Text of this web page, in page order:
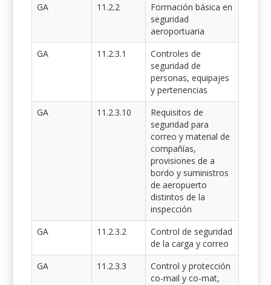
GA
11.2.2
Formación básica en
seguridad
aeroportuaria
GA
11.2.3.1
Controles de
seguridad de
personas, equipajes
y pertenencias
GA
11.2.3.10
Requisitos de
seguridad para
correo y material de
compañías,
provisiones de a
bordo y suministros
de aeropuerto
distintos de la
inspección
GA
11.2.3.2
Control de seguridad
de la carga y correo
GA
11.2.3.3
Control y protección
co-mail y co-mat,